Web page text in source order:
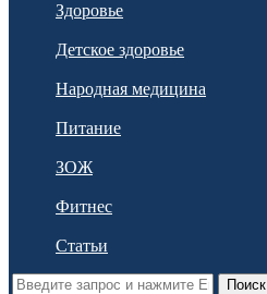
Здоровье
Детское здоровье
Народная медицина
Питание
ЗОЖ
Фитнес
Статьи
Поиск